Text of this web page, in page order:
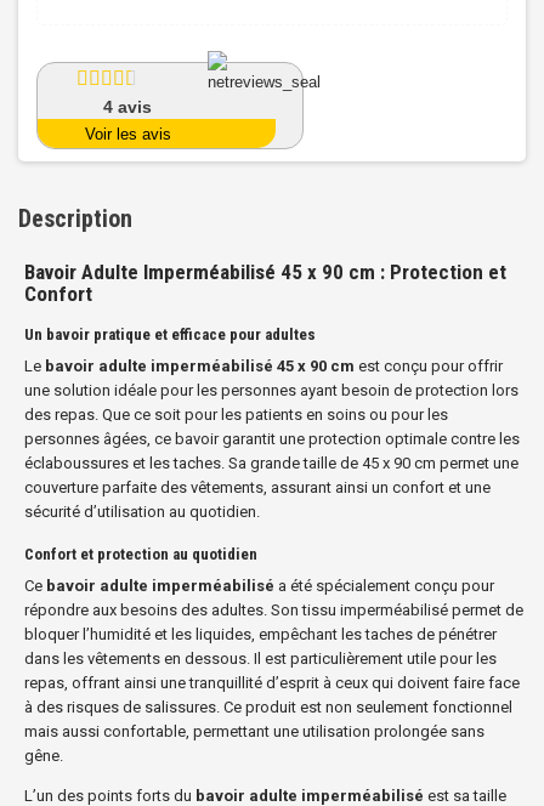
4avis
Voir les avis
Description
Bavoir Adulte Imperméabilisé 45 x 90 cm : Protection et
Confort
Un bavoir pratique et efficace pour adultes
Le bavoir adulte imperméabilisé 45 x 90 cm est conçu pour offrir
une solution idéale pour les personnes ayant besoin de protection lors
des repas. Que ce soit pour les patients en soins ou pour les
personnes âgées, ce bavoir garantit une protection optimale contre les
éclaboussures et les taches. Sa grande taille de 45 x 90 cm permet une
couverture parfaite des vêtements, assurant ainsi un confort et une
sécurité d’utilisation au quotidien.
Confort et protection au quotidien
Ce bavoir adulte imperméabilisé a été spécialement conçu pour
répondre aux besoins des adultes. Son tissu imperméabilisé permet de
bloquer l’humidité et les liquides, empêchant les taches de pénétrer
dans les vêtements en dessous. Il est particulièrement utile pour les
repas, offrant ainsi une tranquillité d’esprit à ceux qui doivent faire face
à des risques de salissures. Ce produit est non seulement fonctionnel
mais aussi confortable, permettant une utilisation prolongée sans
gêne.
L’un des points forts du bavoir adulte imperméabilisé est sa taille